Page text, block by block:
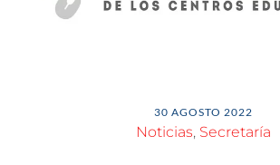
30 AGOSTO 2022
Noticias, Secretaría